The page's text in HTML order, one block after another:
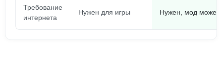
Требование
интернета
Нужен для игры Нужен, мод может